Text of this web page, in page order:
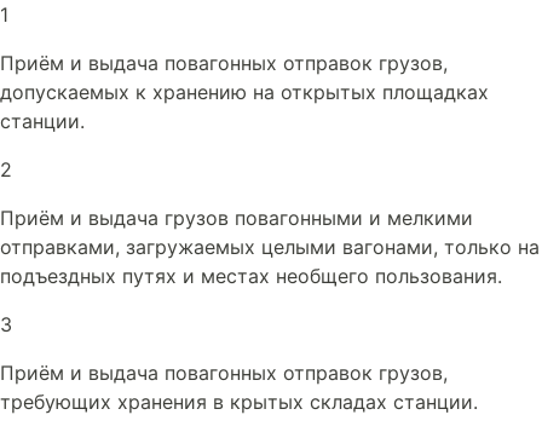
1
Приём и выдача повагонных отправок грузов,
допускаемых к хранению на открытых площадках
станции.
2
Приём и выдача грузов повагонными и мелкими
отправками, загружаемых целыми вагонами, только на
подъездных путях и местах необщего пользования.
3
Приём и выдача повагонных отправок грузов,
требующих хранения в крытых складах станции.